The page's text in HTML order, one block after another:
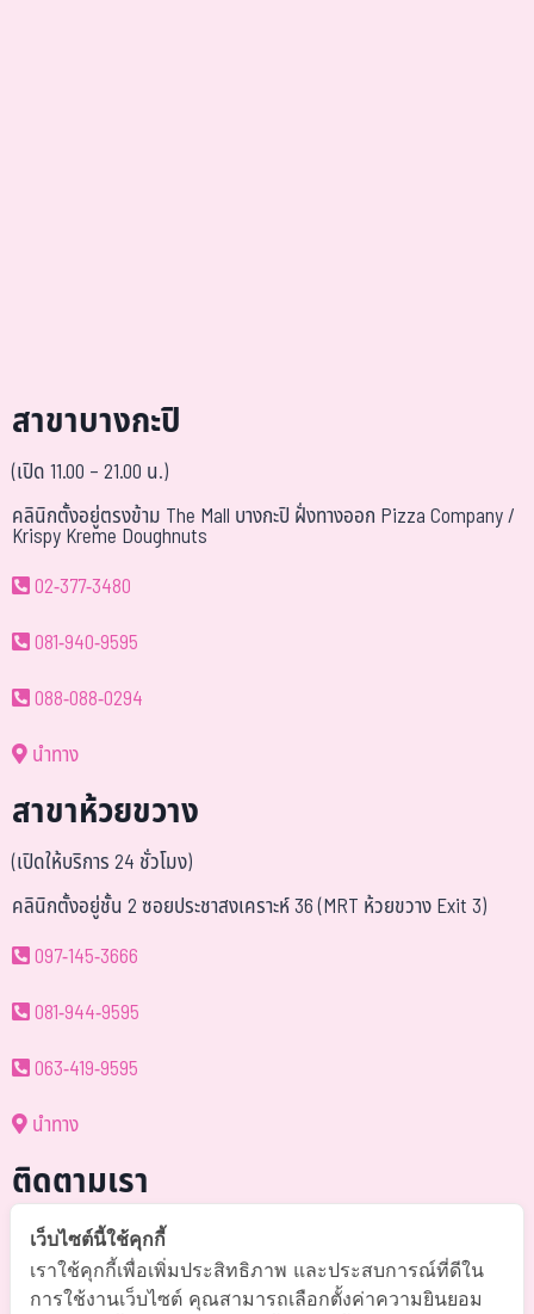
สาขาบางกะปิ
(เปิด 11.00 – 21.00 น.)
คลินิกตั้งอยู่ตรงข้าม The Mall บางกะปิ ฝั่งทางออก Pizza Company /
Krispy Kreme Doughnuts
02-377-3480
081-940-9595
088-088-0294
นำทาง
สาขาห้วยขวาง
(เปิดให้บริการ 24 ชั่วโมง)
คลินิกตั้งอยู่ชั้น 2 ซอยประชาสงเคราะห์ 36 (MRT ห้วยขวาง Exit 3)
097-145-3666
081-944-9595
063-419-9595
นำทาง
ติดตามเรา
@somchai-clinic (มี@)
Somchaiclinic คลินิกแพทย์สมชาย
เว็บไซต์นี้ใช้คุกกี้
เราใช้คุกกี้เพื่อเพิ่มประสิทธิภาพ และประสบการณ์ที่ดีใน
การใช้งานเว็บไซต์ คุณสามารถเลือกตั้งค่าความยินยอม